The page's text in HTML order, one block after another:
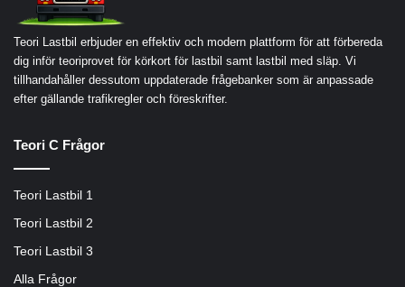
Teori Lastbil erbjuder en effektiv och modern plattform för att förbereda
dig inför teoriprovet för körkort för lastbil samt lastbil med släp. Vi
tillhandahåller dessutom uppdaterade frågebanker som är anpassade
efter gällande trafikregler och föreskrifter.
Teori C Frågor
Teori Lastbil 1
Teori Lastbil 2
Teori Lastbil 3
Alla Frågor